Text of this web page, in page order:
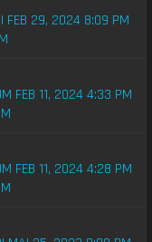
FEB 29, 2024 8:09 PM
FEB 11, 2024 4:33 PM
FEB 11, 2024 4:28 PM